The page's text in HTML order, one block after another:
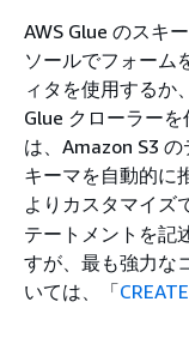
AWS Glue のスキ
ソールでフォーム
ィタを使用するか
Glue クローラー
は、Amazon S3
キーマを自動的に
よりカスタマイズ
テートメントを記
すが、最も強力な
いては、「